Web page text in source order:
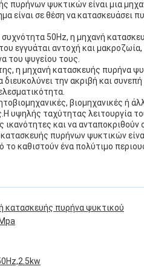
πυρήνων ψυκτικών είναι μια
είναι σε θέση να
50Hz, η μηχανή
εγγυάται αντοχή και
του ψυγείου τους.
η μηχανή κατασκευής πυρήνα
διευκολύνει την ακριβή και
βιομηχανικές
υψηλής ταχύτητας λειτουργία
και να ανταποκριθούν
πυρήνων ψυκτικών
καθιστούν ένα πολύτιμο
κατασκευής πυρήνα ψυκτικού